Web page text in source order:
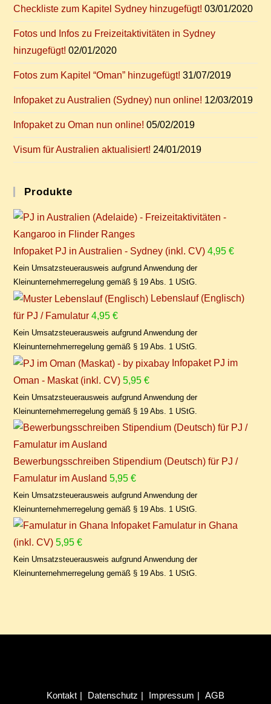
Check­lis­te zum Ka­pi­tel Syd­ney hinzugefügt! 03/01/2020
Fo­tos und In­fos zu Frei­zeit­ak­ti­vi­tä­ten in Syd­ney
hinzugefügt! 02/01/2020
Fo­tos zum Ka­pi­tel “Oman” hinzugefügt! 31/07/2019
In­fo­pa­ket zu Aus­tra­li­en (Syd­ney) nun online! 12/03/2019
In­fo­pa­ket zu Oman nun online! 05/02/2019
Vi­sum für Aus­tra­li­en aktualisiert! 24/01/2019
Pro­duk­te
Infopaket PJ in Australien - Sydney (inkl. CV) 4,95€
Kein Umsatzsteuerausweis aufgrund Anwendung der
Kleinunternehmerregelung gemäß § 19 Abs. 1 UStG.
Lebenslauf (Englisch)
für PJ / Famulatur 4,95€
Kein Umsatzsteuerausweis aufgrund Anwendung der
Kleinunternehmerregelung gemäß § 19 Abs. 1 UStG.
Infopaket PJ im
Oman - Maskat (inkl. CV) 5,95€
Kein Umsatzsteuerausweis aufgrund Anwendung der
Kleinunternehmerregelung gemäß § 19 Abs. 1 UStG.
Bewerbungsschreiben Stipendium (Deutsch) für PJ /
Famulatur im Ausland 5,95€
Kein Umsatzsteuerausweis aufgrund Anwendung der
Kleinunternehmerregelung gemäß § 19 Abs. 1 UStG.
Infopaket Famulatur in Ghana
(inkl. CV) 5,95€
Kein Umsatzsteuerausweis aufgrund Anwendung der
Kleinunternehmerregelung gemäß § 19 Abs. 1 UStG.
Kon­takt Da­ten­schutz Im­pres­sum AGB